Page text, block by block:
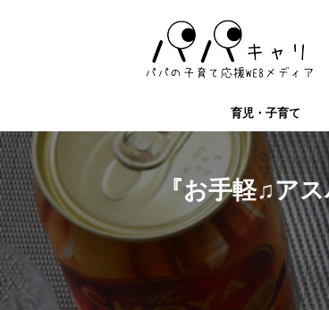
育児・子育て
『お手軽♫ア